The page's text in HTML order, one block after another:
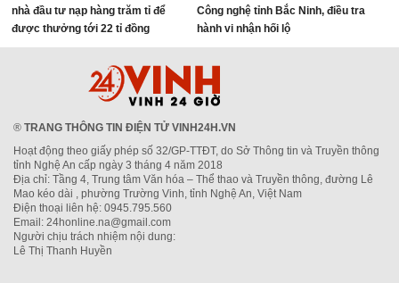
nhà đầu tư nạp hàng trăm tỉ để
được thưởng tới 22 tỉ đồng
Công nghệ tỉnh Bắc Ninh, điều tra
hành vi nhận hối lộ
® TRANG THÔNG TIN ĐIỆN TỬ VINH24H.VN
Hoạt động theo giấy phép số 32/GP-TTĐT, do Sở Thông tin và Truyền thông
tỉnh Nghệ An cấp ngày 3 tháng 4 năm 2018
Địa chỉ: Tầng 4, Trung tâm Văn hóa – Thể thao và Truyền thông, đường Lê
Mao kéo dài , phường Trường Vinh, tỉnh Nghệ An, Việt Nam
Điện thoại liên hệ: 0945.795.560
Email: 24honline.na@gmail.com
Người chịu trách nhiệm nội dung:
Lê Thị Thanh Huyền